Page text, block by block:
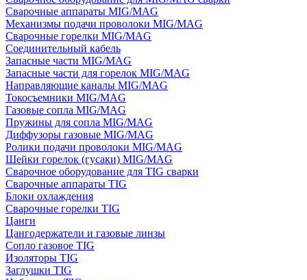
Сварочные аппараты MIG/MAG
Механизмы подачи проволоки MIG/MAG
Сварочные горелки MIG/MAG
Соединительный кабель
Запасные части MIG/MAG
Запасные части для горелок MIG/MAG
Направляющие каналы MIG/MAG
Токосъемники MIG/MAG
Газовые сопла MIG/MAG
Пружины для сопла MIG/MAG
Диффузоры газовые MIG/MAG
Ролики подачи проволоки MIG/MAG
Шейки горелок (гусаки) MIG/MAG
Сварочное оборудование для TIG сварки
Сварочные аппараты TIG
Блоки охлаждения
Сварочные горелки TIG
Цанги
Цангодержатели и газовые линзы
Сопло газовое TIG
Изоляторы TIG
Заглушки TIG